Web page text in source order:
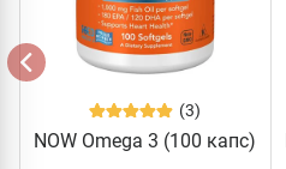
(3)
NOW Omega 3 (100 капс)